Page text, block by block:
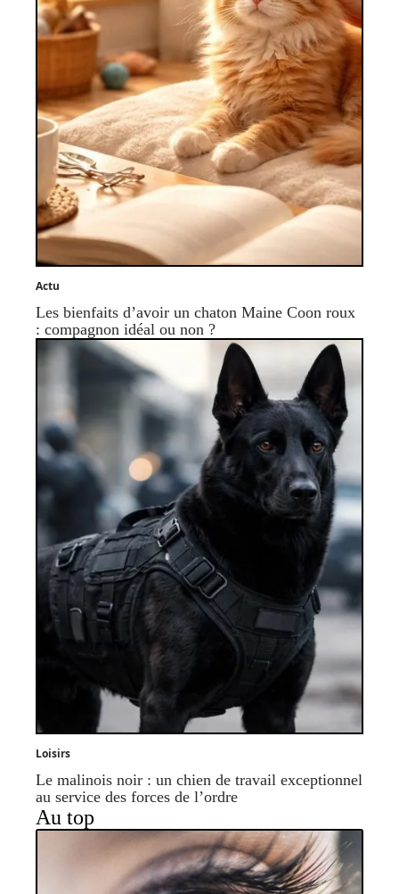
Actu
Les bienfaits d’avoir un chaton Maine Coon roux
: compagnon idéal ou non ?
Loisirs
Le malinois noir : un chien de travail exceptionnel
au service des forces de l’ordre
Au top